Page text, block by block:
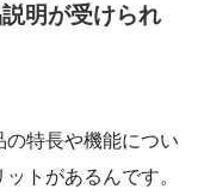
明が受けられ
特長や機能につい
トがあるんです。